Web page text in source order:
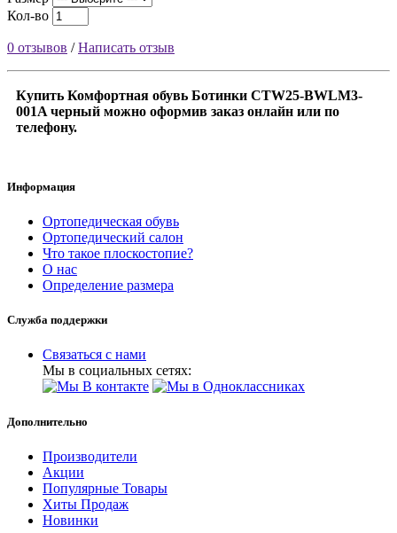
Кол-во
0 отзывов /Написать отзыв
Купить Комфортная обувь Ботинки CTW25-BWLM3-
001A черный можно оформив заказ онлайн или по
телефону.
Информация
Ортопедическая обувь
Ортопедический салон
Что такое плоскостопие?
О нас
Определение размера
Служба поддержки
Связаться с нами
Мы в социальных сетях:
Дополнительно
Производители
Акции
Популярные Товары
Хиты Продаж
Новинки